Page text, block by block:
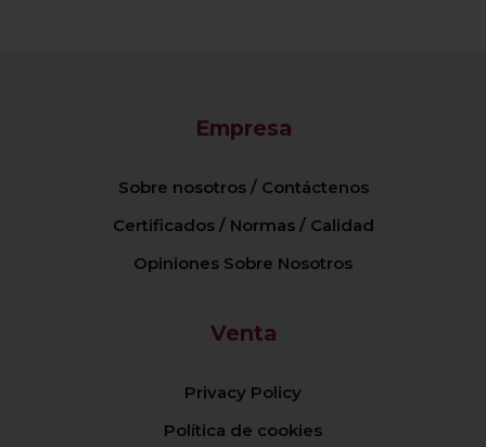
Empresa
Sobre nosotros / Contáctenos
Certificados / Normas / Calidad
Opiniones Sobre Nosotros
Venta
Privacy Policy
Política de cookies